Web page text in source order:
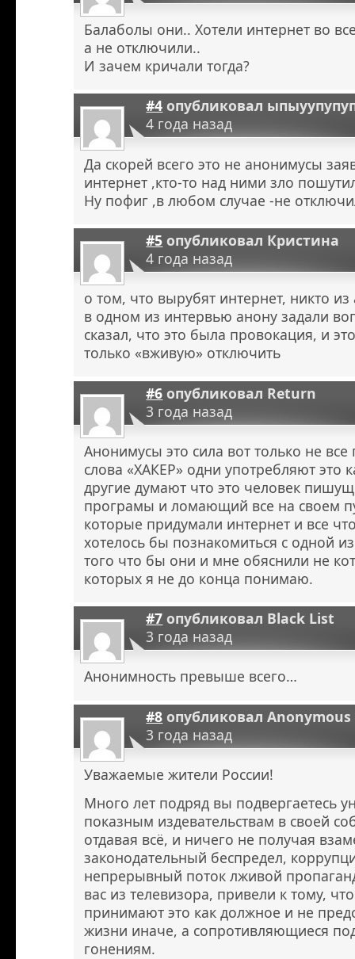
Балаболы они.. Хотели интернет во
а не отключили..
И зачем кричали тогда?
#4 опубликовал
4 года назад
Да скорей всего это не анонимусы
интернет ,кто-то над ними зло
Ну пофиг ,в любом случае -не
#5 опубликовал Кристина
4 года назад
о том, что вырубят интернет, никто
в одном из интервью анону задали
сказал, что это была провокация, и
только «вживую» отключить
#6 опубликовал Return
3 года назад
Анонимусы это сила вот только не
слова «ХАКЕР» одни употребляют это
другие думают что это человек
програмы и ломающий все на своем
которые придумали интернет и все
хотелось бы познакомиться с одной
того что бы они и мне обяснили не
которых я не до конца понимаю.
#7 опубликовал Black List
3 года назад
Анонимность превыше всего…
#8 опубликовалAnonymous
3 года назад
Уважаемые жители России!
Много лет подряд вы подвергаетесь
показным издевательствам в своей
отдавая всё, и ничего не получая
законодательный беспредел,
непрерывный поток лживой
вас из телевизора, привели к тому,
принимают это как должное и не
жизни иначе, а сопротивляющиеся
гонениям.